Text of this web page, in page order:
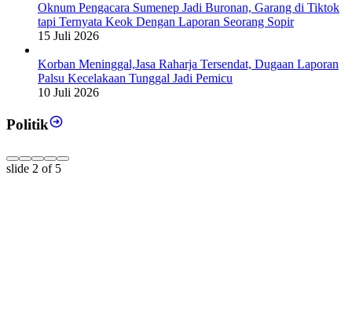
Oknum Pengacara Sumenep Jadi Buronan, Garang di Tiktok
tapi Ternyata Keok Dengan Laporan Seorang Sopir
15 Juli 2026
Korban Meninggal,Jasa Raharja Tersendat, Dugaan Laporan
Palsu Kecelakaan Tunggal Jadi Pemicu
10 Juli 2026
Politik
slide 2 of 5